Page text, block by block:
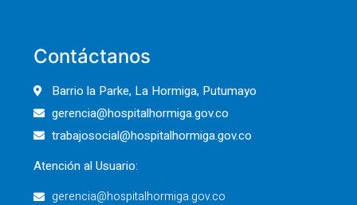
Contáctanos
Barrio la Parke, La Hormiga, Putumayo
gerencia@hospitalhormiga.gov.co
trabajosocial@hospitalhormiga.gov.co
Atención al Usuario:
gerencia@hospitalhormiga.gov.co